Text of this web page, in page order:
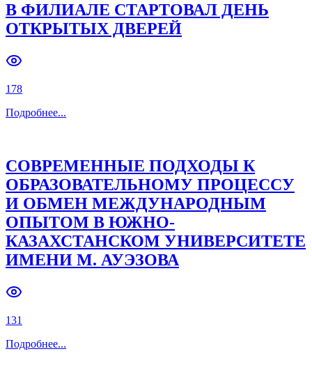
В ФИЛИАЛЕ СТАРТОВАЛ ДЕНЬ
ОТКРЫТЫХ ДВЕРЕЙ
178
Подробнее...
СОВРЕМЕННЫЕ ПОДХОДЫ К
ОБРАЗОВАТЕЛЬНОМУ ПРОЦЕССУ
И ОБМЕН МЕЖДУНАРОДНЫМ
ОПЫТОМ В ЮЖНО-
КАЗАХСТАНСКОМ УНИВЕРСИТЕТЕ
ИМЕНИ М. АУЭЗОВА
131
Подробнее...